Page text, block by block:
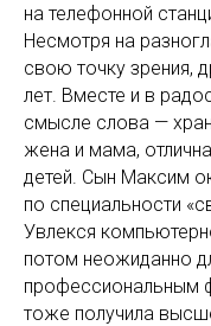
на телефонной
Несмотря на
свою точку зрения,
лет. Вместе и в
смысле слова —
жена и мама,
детей. Сын Максим
по специальности
Увлекся
потом неожиданно
профессиональным
тоже получила